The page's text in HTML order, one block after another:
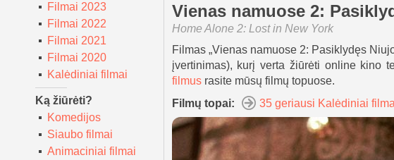
Filmai 2023
Filmai 2022
Filmai 2021
Filmai 2020
Kalėdiniai filmai
Ką žiūrėti?
Komedijos
Siaubo filmai
Animaciniai filmai
Vienas namuose 2:
Home Alone 2: Lost in New York
Filmas „Vienas namuose 2: Pasiklydęs
įvertinimas), kurį verta žiūrėti online kino
filmusrasite mūsų filmų topuose.
Filmų topai:
35 geriausi Kalėdiniai